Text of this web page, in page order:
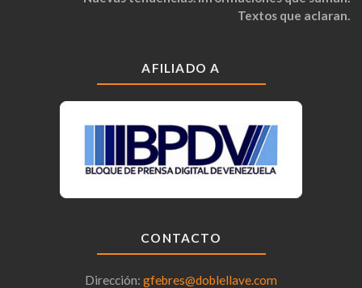
Textos que aclaran.
AFILIADO A
CONTACTO
Dirección: gfebres@doblellave.com